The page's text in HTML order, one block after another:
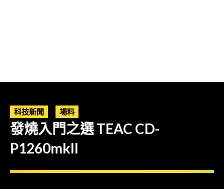
科技新聞 場料
發燒入門之選 TEAC CD-
P1260mkII